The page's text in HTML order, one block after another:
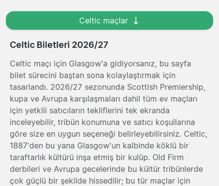
Celtic maçlar
Celtic Biletleri 2026/27
Celtic maçı için Glasgow'a gidiyorsanız, bu sayfa
bilet sürecini baştan sona kolaylaştırmak için
tasarlandı. 2026/27 sezonunda Scottish Premiership,
kupa ve Avrupa karşılaşmaları dahil tüm ev maçları
için yetkili satıcıların tekliflerini tek ekranda
inceleyebilir, tribün konumuna ve satıcı koşullarına
göre size en uygun seçeneği belirleyebilirsiniz. Celtic,
1887'den bu yana Glasgow'un kalbinde köklü bir
taraftarlık kültürü inşa etmiş bir kulüp. Old Firm
derbileri ve Avrupa gecelerinde bu kültür tribünlerde
çok güçlü bir şekilde hissedilir; bu tür maçlar için